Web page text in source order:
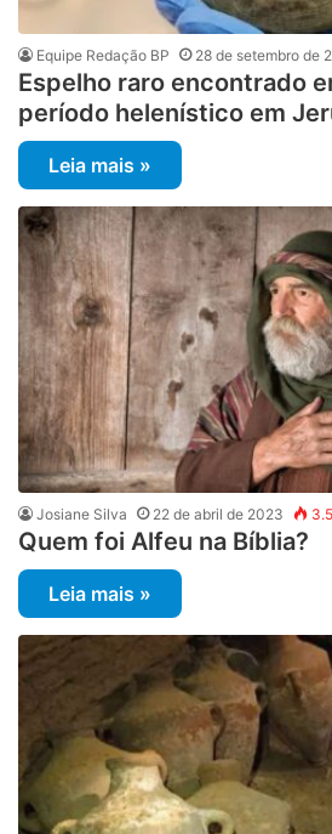
Equipe Redação BP 28 de setembro de
Espelho raro encontrado
período helenístico em
Leia mais »
Josiane Silva 22 de abril de 2023
Quem foi Alfeu na Bíblia?
Leia mais »